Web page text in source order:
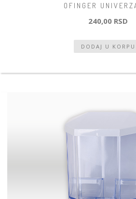
OFINGER
240,00 RSD